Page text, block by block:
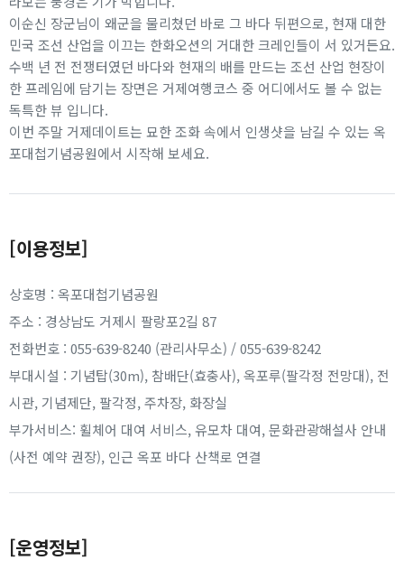
이순신 장군님이 왜군을 물리쳤던 바로 그 바다 뒤편으로, 현재 대한
민국 조선 산업을 이끄는 한화오션의 거대한 크레인들이 서 있거든요.
수백 년 전 전쟁터였던 바다와 현재의 배를 만드는 조선 산업 현장이
한 프레임에 담기는 장면은 거제여행코스 중 어디에서도 볼 수 없는
독특한 뷰 입니다.
이번 주말 거제데이트는 묘한 조화 속에서 인생샷을 남길 수 있는 옥
포대첩기념공원에서 시작해 보세요.
[이용정보]
상호명 : 옥포대첩기념공원
주소 : 경상남도 거제시 팔랑포2길 87
전화번호 : 055-639-8240 (관리사무소) / 055-639-8242
부대시설 : 기념탑(30m), 참배단(효충사), 옥포루(팔각정 전망대), 전
시관, 기념제단, 팔각정, 주차장, 화장실
부가서비스: 휠체어 대여 서비스, 유모차 대여, 문화관광해설사 안내
(사전 예약 권장), 인근 옥포 바다 산책로 연결
[운영정보]